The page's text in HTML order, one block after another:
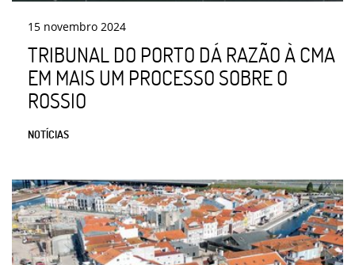
15 novembro 2024
TRIBUNAL DO PORTO DÁ RAZÃO À CMA
EM MAIS UM PROCESSO SOBRE O
ROSSIO
NOTÍCIAS